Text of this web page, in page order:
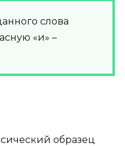
слова
«и» –
образец